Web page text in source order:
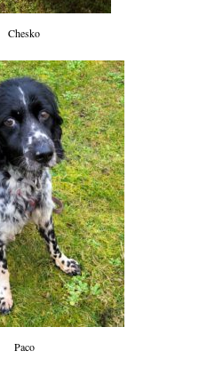
Chesko
Paco